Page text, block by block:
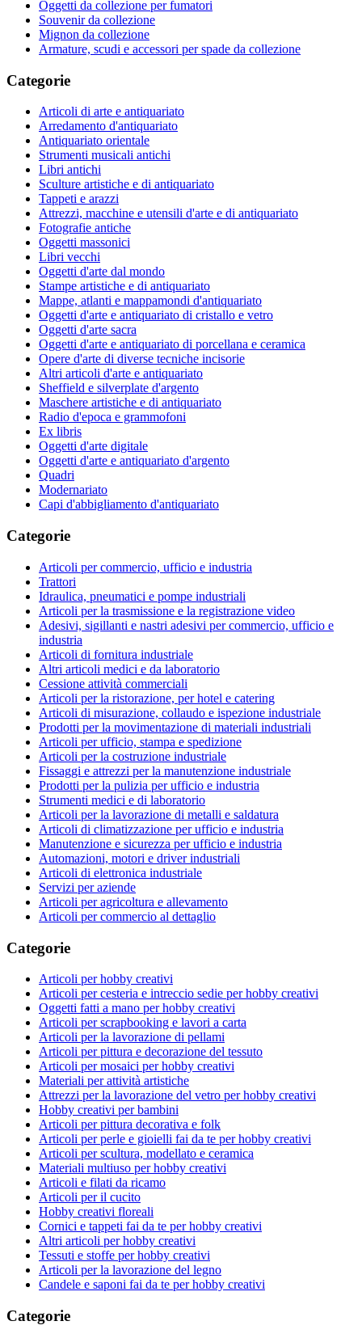
Oggetti da collezione per fumatori
Souvenir da collezione
Mignon da collezione
Armature, scudi e accessori per spade da collezione
Categorie
Articoli di arte e antiquariato
Arredamento d'antiquariato
Antiquariato orientale
Strumenti musicali antichi
Libri antichi
Sculture artistiche e di antiquariato
Tappeti e arazzi
Attrezzi, macchine e utensili d'arte e di antiquariato
Fotografie antiche
Oggetti massonici
Libri vecchi
Oggetti d'arte dal mondo
Stampe artistiche e di antiquariato
Mappe, atlanti e mappamondi d'antiquariato
Oggetti d'arte e antiquariato di cristallo e vetro
Oggetti d'arte sacra
Oggetti d'arte e antiquariato di porcellana e ceramica
Opere d'arte di diverse tecniche incisorie
Altri articoli d'arte e antiquariato
Sheffield e silverplate d'argento
Maschere artistiche e di antiquariato
Radio d'epoca e grammofoni
Ex libris
Oggetti d'arte digitale
Oggetti d'arte e antiquariato d'argento
Quadri
Modernariato
Capi d'abbigliamento d'antiquariato
Categorie
Articoli per commercio, ufficio e industria
Trattori
Idraulica, pneumatici e pompe industriali
Articoli per la trasmissione e la registrazione video
Adesivi, sigillanti e nastri adesivi per commercio, ufficio e
industria
Articoli di fornitura industriale
Altri articoli medici e da laboratorio
Cessione attività commerciali
Articoli per la ristorazione, per hotel e catering
Articoli di misurazione, collaudo e ispezione industriale
Prodotti per la movimentazione di materiali industriali
Articoli per ufficio, stampa e spedizione
Articoli per la costruzione industriale
Fissaggi e attrezzi per la manutenzione industriale
Prodotti per la pulizia per ufficio e industria
Strumenti medici e di laboratorio
Articoli per la lavorazione di metalli e saldatura
Articoli di climatizzazione per ufficio e industria
Manutenzione e sicurezza per ufficio e industria
Automazioni, motori e driver industriali
Articoli di elettronica industriale
Servizi per aziende
Articoli per agricoltura e allevamento
Articoli per commercio al dettaglio
Categorie
Articoli per hobby creativi
Articoli per cesteria e intreccio sedie per hobby creativi
Oggetti fatti a mano per hobby creativi
Articoli per scrapbooking e lavori a carta
Articoli per la lavorazione di pellami
Articoli per pittura e decorazione del tessuto
Articoli per mosaici per hobby creativi
Materiali per attività artistiche
Attrezzi per la lavorazione del vetro per hobby creativi
Hobby creativi per bambini
Articoli per pittura decorativa e folk
Articoli per perle e gioielli fai da te per hobby creativi
Articoli per scultura, modellato e ceramica
Materiali multiuso per hobby creativi
Articoli e filati da ricamo
Articoli per il cucito
Hobby creativi floreali
Cornici e tappeti fai da te per hobby creativi
Altri articoli per hobby creativi
Tessuti e stoffe per hobby creativi
Articoli per la lavorazione del legno
Candele e saponi fai da te per hobby creativi
Categorie